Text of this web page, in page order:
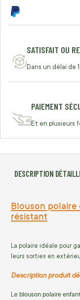
SATISFAIT OU
Dans un délai de
PAIEMENT
Et en plusieurs
DESCRIPTION
Blouson
résistant
La polaire idéale pour
leurs sorties en
Description produit
Le blouson polaire enfant